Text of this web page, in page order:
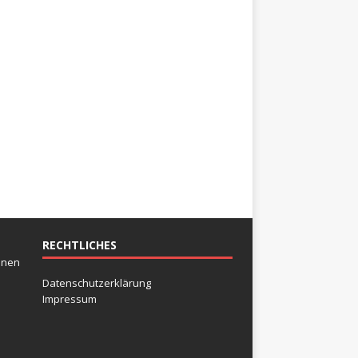
RECHTLICHES
Datenschutzerklärung
Impressum